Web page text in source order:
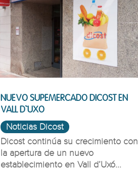
NUEVO SUPEMERCADO DICOST EN
VALL D`UXO
Noticias Dicost
Dicost continúa su crecimiento con
la apertura de un nuevo
establecimiento en Vall d’Uxó...